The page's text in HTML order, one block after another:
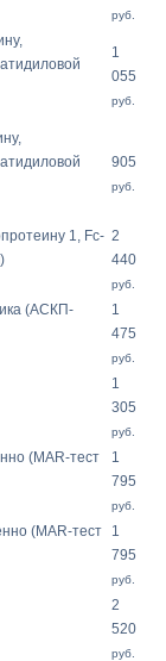
руб.
1
055
руб.
905
руб.
1, Fc- 2
440
руб.
(АСКП-
1
475
руб.
1
305
руб.
(MAR-тест
1
795
руб.
(MAR-тест
1
795
руб.
2
520
руб.